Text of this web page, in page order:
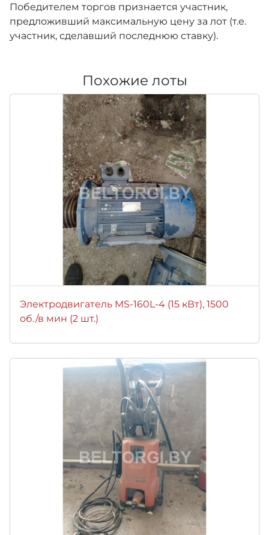
Победителем торгов признается участник,
предложивший максимальную цену за лот (т.е.
участник, сделавший последнюю ставку).
Похожие лоты
Электродвигатель MS-160L-4 (15 кВт), 1500
об./в мин (2 шт.)